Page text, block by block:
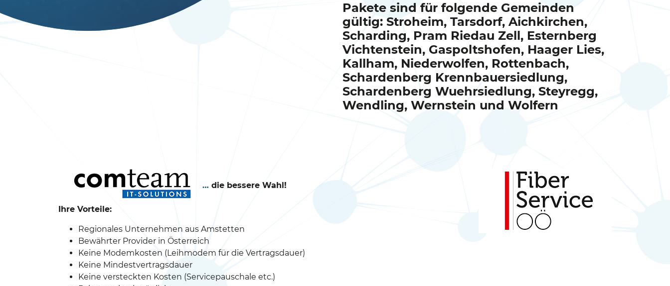
Pakete sind für folgende Gemeinden
gültig: Stroheim, Tarsdorf, Aichkirchen,
Scharding, Pram Riedau Zell, Esternberg
Vichtenstein, Gaspoltshofen, Haager Lies,
Kallham, Niederwolfen, Rottenbach,
Schardenberg Krennbauersiedlung,
Schardenberg Wuehrsiedlung, Steyregg,
Wendling, Wernstein und Wolfern
… die bessere Wahl!
Ihre Vorteile:
Regionales Unternehmen aus Amstetten
Bewährter Provider in Österreich
Keine Modemkosten (Leihmodem für die Vertragsdauer)
Keine Mindestvertragsdauer
Keine versteckten Kosten (Servicepauschale etc.)